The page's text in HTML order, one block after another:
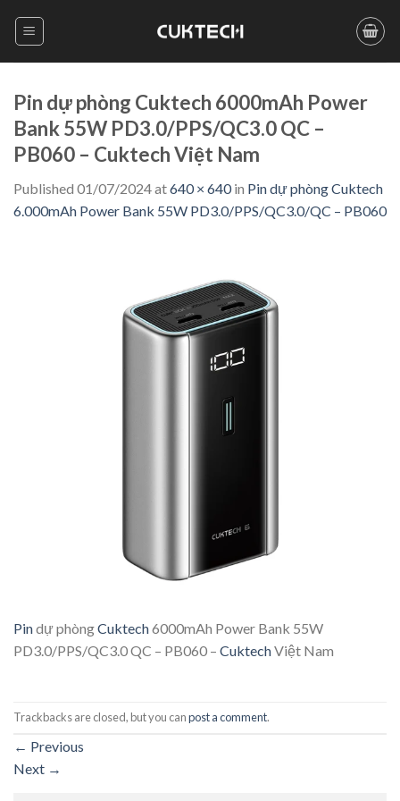
Pin dự phòng Cuktech 6000mAh Power
Bank 55W PD3.0/PPS/QC3.0 QC –
PB060 – Cuktech Việt Nam
Published 01/07/2024at640 × 640in Pin dự phòng Cuktech
6.000mAh Power Bank 55W PD3.0/PPS/QC3.0/QC – PB060
Pindự phòngCuktech6000mAh Power Bank 55W
PD3.0/PPS/QC3.0 QC – PB060 – CuktechViệt Nam
Trackbacks are closed, but you canpost a comment.
← Previous
Next →